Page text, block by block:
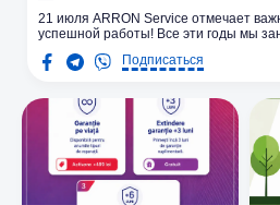
21 июля ARRON Service отмечает
успешной работы! Все эти годы мы
Подписаться